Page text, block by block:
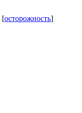
[осторожность]